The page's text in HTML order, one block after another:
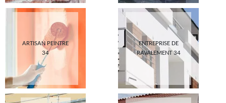
ARTISAN PEINTRE
34
ENTREPRISE DE
RAVALEMENT 34